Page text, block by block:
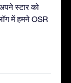
स्टार को
में हमने OSR